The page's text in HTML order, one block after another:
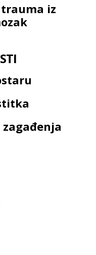
iz
zagađenja